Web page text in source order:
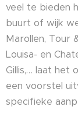
veel te bieden
buurt of wijk
Marollen, Tour
Louisa- en
Gillis,… laat het
een voorstel
specifieke